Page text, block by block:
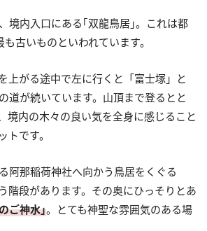
境内入口にある｢双龍鳥居｣。これは都
古いものといわれています。
上がる途中で左に行くと「富士塚」と
道が続いています。山頂まで登るとと
境内の木々の良い気を全身に感じること
トです。
阿那稲荷神社へ向かう鳥居をくぐる
階段があります。その奥にひっそりとあ
ご神水｣。とても神聖な雰囲気のある場